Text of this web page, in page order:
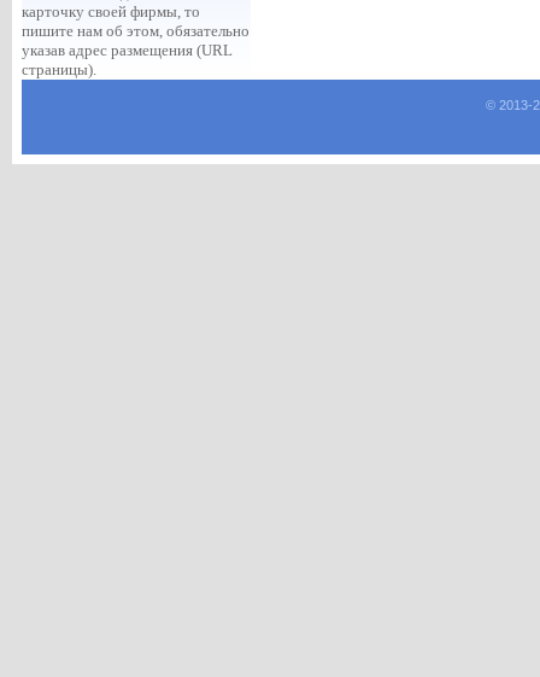
карточку своей фирмы, то
пишите нам об этом, обязательно
указав адрес размещения (URL
страницы).
© 2013-